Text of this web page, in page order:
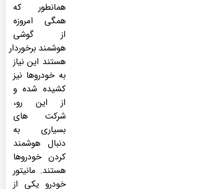
همانطور که
همگی امروزه
از گوشی
هوشمند برخوردار
هستند این نیاز
به خودروها نیز
کشیده شده و
از این رو،
شرکت های
بسیاری به
دنبال هوشمند
کردن خودروها
هستند. مانیتور
خودرو یکی از